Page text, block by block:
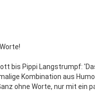
bis Pippi Langstrumpf:
Kombination aus
ohne Worte, nur mit ein